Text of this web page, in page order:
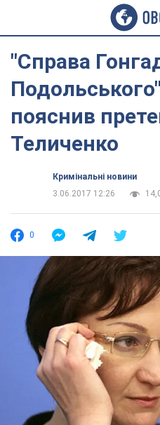
"Справа
пояснив
Теличенко
Кримінальні новини
3.06.2017 12:26
0